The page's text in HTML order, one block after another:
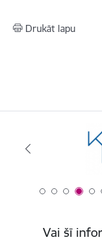
Drukāt lapu
Vai šī